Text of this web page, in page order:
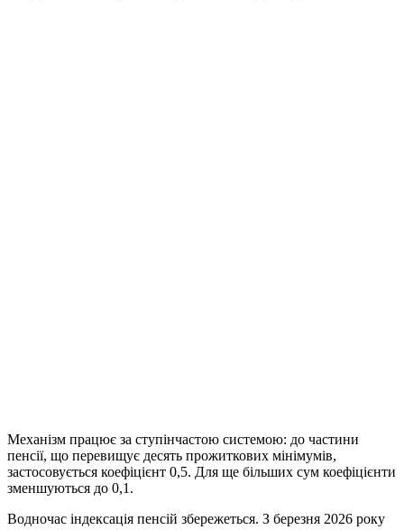
Механізм працює за ступінчастою системою: до частини
пенсії, що перевищує десять прожиткових мінімумів,
застосовується коефіцієнт 0,5. Для ще більших сум коефіцієнти
зменшуються до 0,1.
Водночас індексація пенсій збережеться. З березня 2026 року